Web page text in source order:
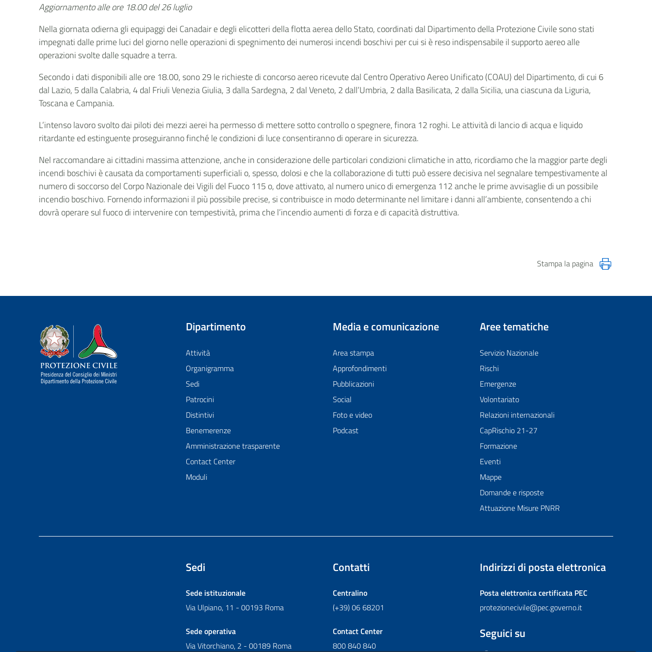
Aggiornamento alle ore 18.00 del 26 luglio
Nella giornata odierna gli equipaggi dei Canadair e degli elicotteri della flotta aerea dello Stato, coordinati dal Dipartimento della Protezione Civile sono stati
impegnati dalle prime luci del giorno nelle operazioni di spegnimento dei numerosi incendi boschivi per cui si è reso indispensabile il supporto aereo alle
operazioni svolte dalle squadre a terra.
Secondo i dati disponibili alle ore 18.00, sono 29 le richieste di concorso aereo ricevute dal Centro Operativo Aereo Unificato (COAU) del Dipartimento, di cui 6
dal Lazio, 5 dalla Calabria, 4 dal Friuli Venezia Giulia, 3 dalla Sardegna, 2 dal Veneto, 2 dall’Umbria, 2 dalla Basilicata, 2 dalla Sicilia, una ciascuna da Liguria,
Toscana e Campania.
L’intenso lavoro svolto dai piloti dei mezzi aerei ha permesso di mettere sotto controllo o spegnere, finora 12 roghi. Le attività di lancio di acqua e liquido
ritardante ed estinguente proseguiranno finché le condizioni di luce consentiranno di operare in sicurezza.
Nel raccomandare ai cittadini massima attenzione, anche in considerazione delle particolari condizioni climatiche in atto, ricordiamo che la maggior parte degli
incendi boschivi è causata da comportamenti superficiali o, spesso, dolosi e che la collaborazione di tutti può essere decisiva nel segnalare tempestivamente al
numero di soccorso del Corpo Nazionale dei Vigili del Fuoco 115 o, dove attivato, al numero unico di emergenza 112 anche le prime avvisaglie di un possibile
incendio boschivo. Fornendo informazioni il più possibile precise, si contribuisce in modo determinante nel limitare i danni all’ambiente, consentendo a chi
dovrà operare sul fuoco di intervenire con tempestività, prima che l’incendio aumenti di forza e di capacità distruttiva.
Stampa la pagina
Dipartimento della Protezione Civile
Dipartimento
Attività
Organigramma
Sedi
Patrocini
Distintivi
Benemerenze
Amministrazione trasparente
Contact Center
Moduli
Media e comunicazione
Area stampa
Approfondimenti
Pubblicazioni
Social
Foto e video
Podcast
Aree tematiche
Servizio Nazionale
Rischi
Emergenze
Volontariato
Relazioni internazionali
CapRischio 21-27
Formazione
Eventi
Mappe
Domande e risposte
Attuazione Misure PNRR
Sedi
Sede istituzionale
Via Ulpiano, 11 - 00193 Roma
Sede operativa
Via Vitorchiano, 2 - 00189 Roma
Contatti
Centralino
(+39) 06 68201
Contact Center
800 840 840
Indirizzi di posta elettronica
Posta elettronica certificataPEC
protezionecivile@pec.governo.it
Seguici su